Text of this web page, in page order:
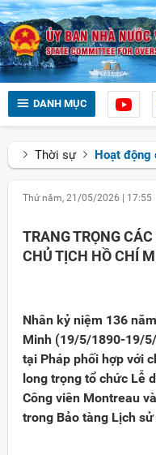
DANH MỤC
Thời sự Hoạt động
Thứ năm, 21/05/2026 17:55
TRANG TRỌNG
CHỦ TỊCH HỒ CHÍ
Nhân kỷ niệm 136
Minh (19/5/1890-19/
tại Pháp phối hợp với
long trọng tổ chức Lễ
Công viên Montreau
trong Bảo tàng Lịch